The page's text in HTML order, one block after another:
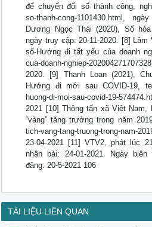
để chuyển đổi số thành công,
so-thanh-cong-1101430.html,
Dương Ngọc Thái (2020), Số
ngày truy cập: 20-11-2020. [8] Lâm
số-Hướng đi tất yếu của doanh
cua-doanh-nghiep-
2020. [9] Thanh Loan (2021),
Hướng đi mới sau COVID-19, te/
huong-di-moi-sau-covid-19-
2021 [10] Thông tấn xã Việt
“vàng” tăng trưởng trong năm
tich-vang-tang-truong-trong-nam-
23-04-2021 [11] VTV2, phát lúc
nhận bài: 24-01-2021. Ngày
đăng: 20-5-2021 106
TÀI LIỆU LIÊN QUAN